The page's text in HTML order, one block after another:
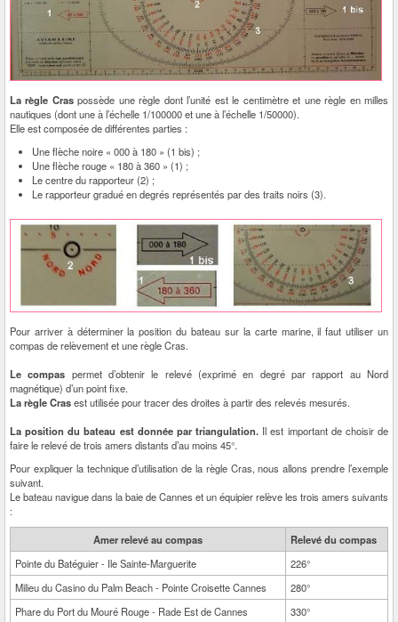
La règle Craspossède une règle dont l’unité est le centimètre et une règle en milles
nautiques (dont une à l’échelle 1/100000 et une à l’échelle 1/50000).
Elle est composée de différentes parties :
Une flèche noire « 000 à 180 » (1 bis) ;
Une flèche rouge « 180 à 360 » (1) ;
Le centre du rapporteur (2) ;
Le rapporteur gradué en degrés représentés par des traits noirs (3).
Pour arriver à déterminer la position du bateau sur la carte marine, il faut utiliser un
compas de relèvement et une règle Cras.
Le compas permet d’obtenir le relevé (exprimé en degré par rapport au Nord
magnétique) d’un point fixe.
La règle Crasest utilisée pour tracer des droites à partir des relevés mesurés.
La position du bateau est donnée par triangulation. Il est important de choisir de
faire le relevé de trois amers distants d’au moins 45°.
Pour expliquer la technique d’utilisation de la règle Cras, nous allons prendre l’exemple
suivant.
Le bateau navigue dans la baie de Cannes et un équipier relève les trois amers suivants
:
Amer relevé au compas
Relevé du compas
Pointe du Batéguier - Ile Sainte-Marguerite
226°
Milieu du Casino du Palm Beach - Pointe Croisette Cannes
280°
Phare du Port du Mouré Rouge - Rade Est de Cannes
330°